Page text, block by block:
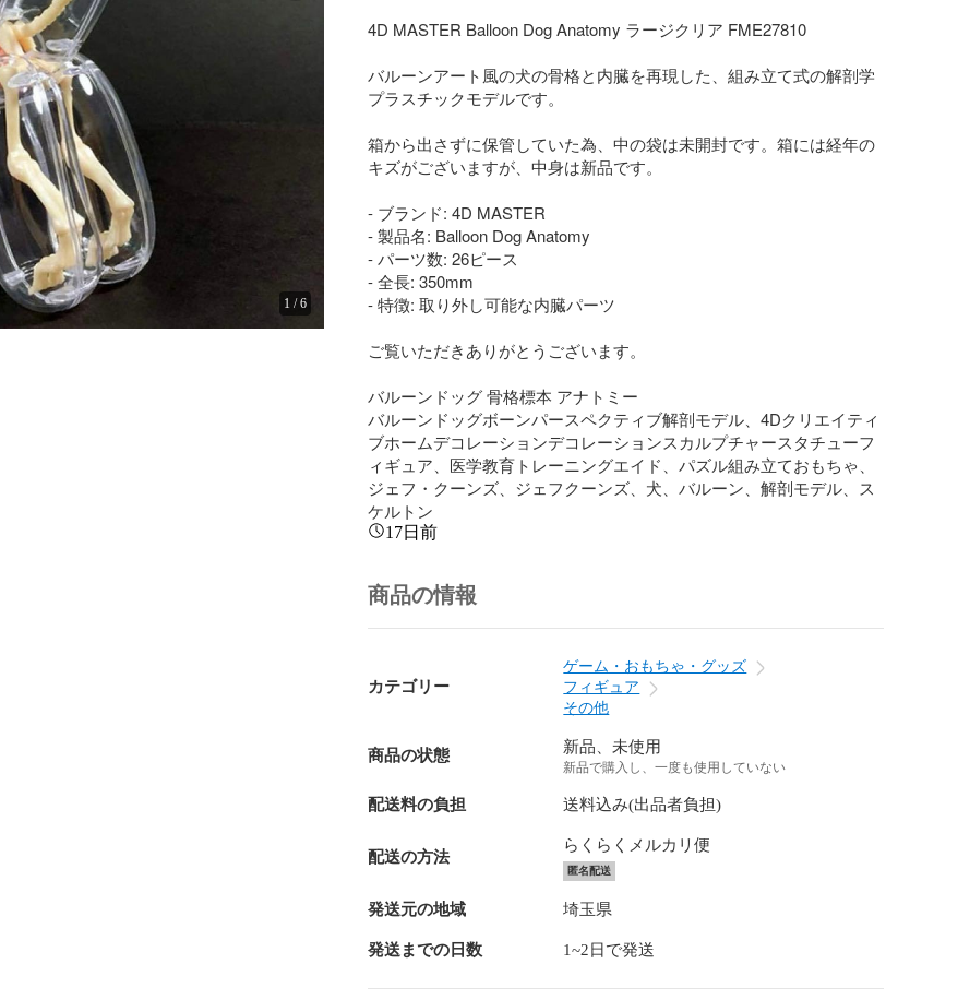
1/6
4D MASTER Balloon Dog Anatomy ラージクリア FME27810
バルーンアート風の犬の骨格と内臓を再現した、組み立て式の解剖学
プラスチックモデルです。
箱から出さずに保管していた為、中の袋は未開封です。箱には経年の
キズがございますが、中身は新品です。
- ブランド: 4D MASTER
- 製品名: Balloon Dog Anatomy
- パーツ数: 26ピース
- 全長: 350mm
- 特徴: 取り外し可能な内臓パーツ
ご覧いただきありがとうございます。
バルーンドッグ 骨格標本 アナトミー
バルーンドッグボーンパースペクティブ解剖モデル、4Dクリエイティ
ブホームデコレーションデコレーションスカルプチャースタチューフ
ィギュア、医学教育トレーニングエイド、パズル組み立ておもちゃ、
ジェフ・クーンズ、ジェフクーンズ、犬、バルーン、解剖モデル、ス
ケルトン
17日前
商品の情報
カテゴリー
ゲーム・おもちゃ・グッズ
フィギュア
その他
商品の状態 新品、未使用
新品で購入し、一度も使用していない
配送料の負担 送料込み(出品者負担)
配送の方法
らくらくメルカリ便
匿名配送
発送元の地域 埼玉県
発送までの日数 1~2日で発送